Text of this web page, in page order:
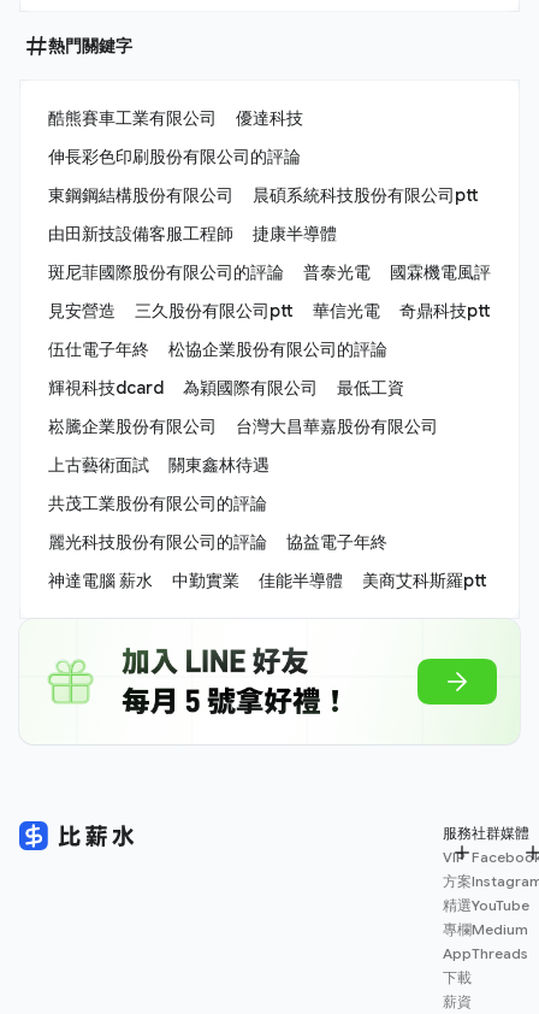
熱門關鍵字
酷熊賽車工業有限公司
優達科技
伸長彩色印刷股份有限公司的評論
東鋼鋼結構股份有限公司
晨碩系統科技股份有限公司ptt
由田新技設備客服工程師
捷康半導體
斑尼菲國際股份有限公司的評論
普泰光電
國霖機電風評
見安營造
三久股份有限公司ptt 華信光電
奇鼎科技ptt
伍仕電子年終
松協企業股份有限公司的評論
輝視科技dcard
為穎國際有限公司
最低工資
崧騰企業股份有限公司
台灣大昌華嘉股份有限公司
上古藝術面試
關東鑫林待遇
共茂工業股份有限公司的評論
麗光科技股份有限公司的評論
協益電子年終
神達電腦 薪水
中勤實業 佳能半導體 美商艾科斯羅ptt
服務
VIP
方案
精選
專欄
App
下載
薪資
社群媒體
YouTube
Medium
Threads